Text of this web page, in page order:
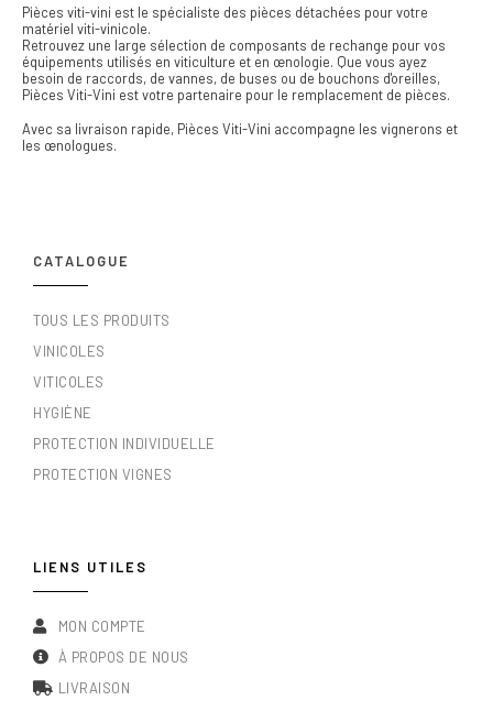
Pièces viti-vini est le spécialiste des pièces détachées pour votre
matériel viti-vinicole.
Retrouvez une large sélection de composants de rechange pour vos
équipements utilisés en viticulture et en œnologie. Que vous ayez
besoin de raccords, de vannes, de buses ou de bouchons d'oreilles,
Pièces Viti-Vini est votre partenaire pour le remplacement de pièces.
Avec sa livraison rapide, Pièces Viti-Vini accompagne les vignerons et
les œnologues.
CATALOGUE
TOUS LES PRODUITS
VINICOLES
VITICOLES
HYGIÈNE
PROTECTION INDIVIDUELLE
PROTECTION VIGNES
LIENS UTILES
MON COMPTE
À PROPOS DE NOUS
LIVRAISON